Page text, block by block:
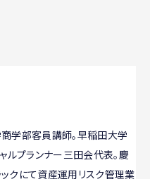
学部客員講師。早稲田大学
ルプランナー三田会代表。慶
クにて資産運用リスク管理業